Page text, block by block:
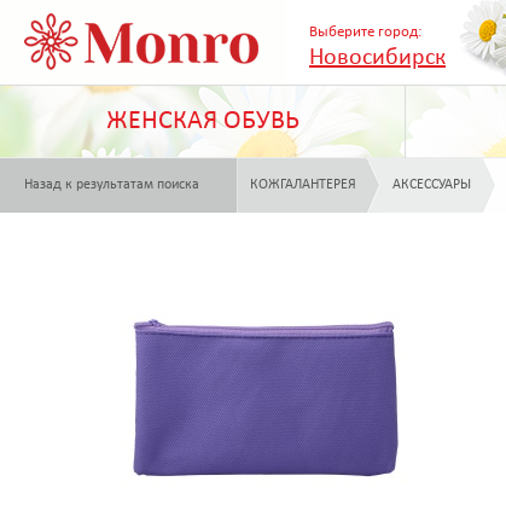
Выберите город:
Новосибирск
ЖЕНСКАЯ ОБУВЬ
Назад к результатам поиска КОЖГАЛАНТЕРЕЯ АКСЕССУАРЫ